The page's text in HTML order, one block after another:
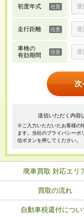
初度年式
走行距離
車検の
有効期間
次
送信いただく内容
※ご入力いただいたお客様の
ます。当社のプライバシーポ
信ボタンを押してください。
廃車買取 対応エリ
買取の流れ
自動車税還付につい